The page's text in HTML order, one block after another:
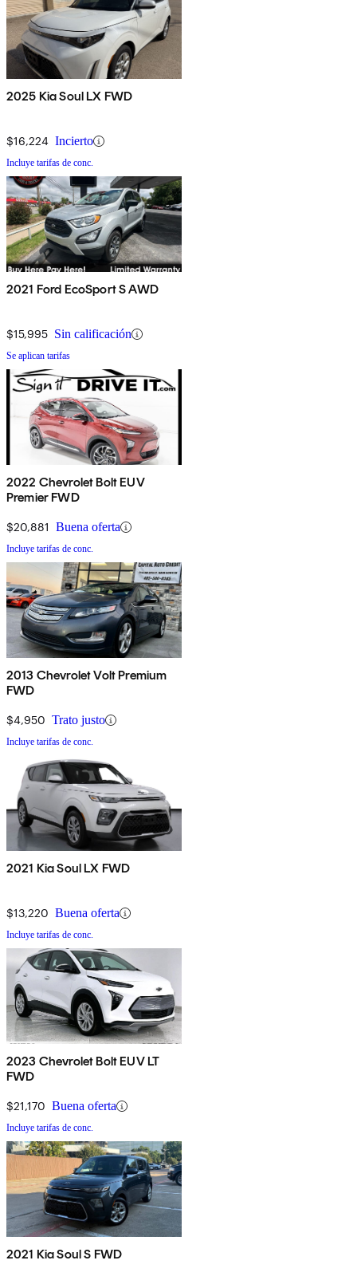
2025 Kia Soul LX FWD
$16,224 Incierto
Incluye tarifas de conc.
2021 Ford EcoSport S AWD
$15,995 Sin calificación
Se aplican tarifas
2022 Chevrolet Bolt EUV
Premier FWD
$20,881 Buena oferta
Incluye tarifas de conc.
2013 Chevrolet Volt Premium
FWD
$4,950 Trato justo
Incluye tarifas de conc.
2021 Kia Soul LX FWD
$13,220 Buena oferta
Incluye tarifas de conc.
2023 Chevrolet Bolt EUV LT
FWD
$21,170 Buena oferta
Incluye tarifas de conc.
2021 Kia Soul S FWD